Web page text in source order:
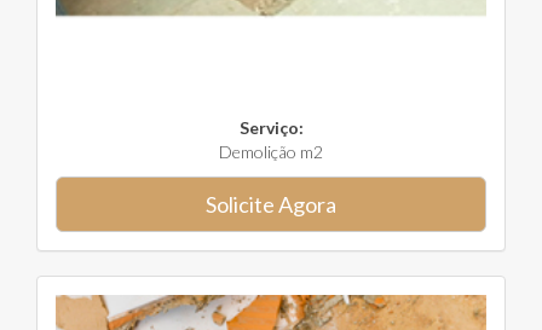
Serviço:
Demolição m2
Solicite Agora